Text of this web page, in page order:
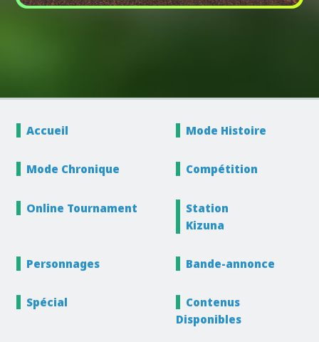
Accueil Mode Histoire
Mode Chronique Compétition
Online Tournament
Station
Kizuna
Personnages Bande-annonce
Spécial
Contenus
Disponibles